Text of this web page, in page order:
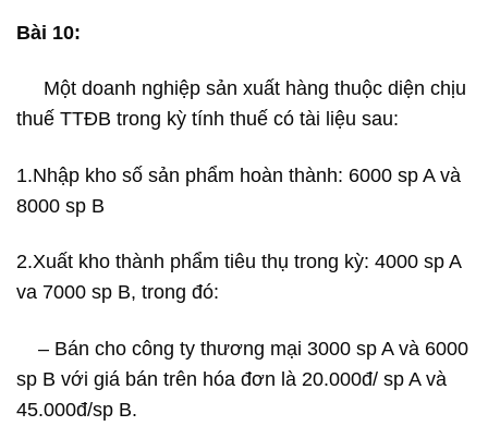
Bài 10:
Một doanh nghiệp sản xuất hàng thuộc diện chịu
thuế TTĐB trong kỳ tính thuế có tài liệu sau:
1.Nhập kho số sản phẩm hoàn thành: 6000 sp A và
8000 sp B
2.Xuất kho thành phẩm tiêu thụ trong kỳ: 4000 sp A
va 7000 sp B, trong đó:
– Bán cho công ty thương mại 3000 sp A và 6000
sp B với giá bán trên hóa đơn là 20.000đ/ sp A và
45.000đ/sp B.